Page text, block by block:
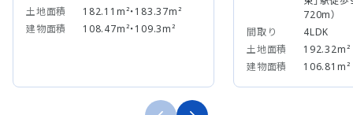
土地面積
182.11m²・183.37m²
建物面積
108.47m²・109.3m²
720m）
間取り
4LDK
土地面積
192.32m²
建物面積
106.81m²